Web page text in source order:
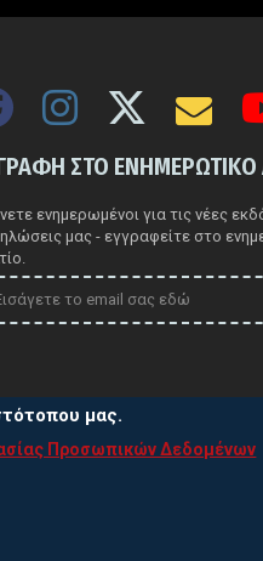
ΣΤΟ ΕΝΗΜΕΡΩΤΙΚΟ
ενημερωμένοι για τις νέες
μας - εγγραφείτε στο
μας.
Προσωπικών Δεδομένων